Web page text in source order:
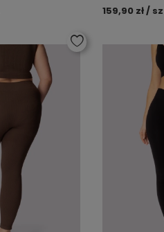
159,90 zł /